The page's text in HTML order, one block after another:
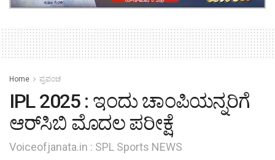
Home ಪ್ರಪಂಚ
IPL 2025 : ಇಂದು ಚಾಂಪಿಯನ್ನರಿಗೆ
ಆರ್‌ಸಿಬಿ ಮೊದಲ ಪರೀಕ್ಷೆ
Voiceofjanata.in : SPL Sports NEWS